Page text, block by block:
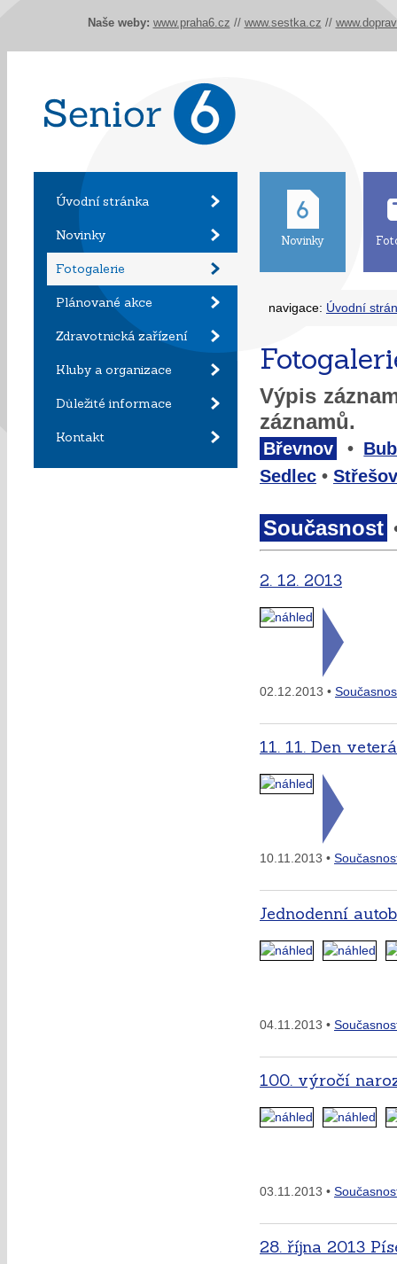
Úvodní stránka
Novinky
Fotogalerie
Plánované akce
Zdravotnická zařízení
Kluby a organizace
Důležité informace
Kontakt
Novinky
navigace: Úvodní
Výpis
záznamů.
Břevnov •
Sedlec •
Současnost
2. 12. 2013
02.12.2013 •
11. 11. Den
10.11.2013 •
Jednodenní
04.11.2013 •
100. výročí
03.11.2013 •
28. října 2013
Naše weby: www.praha6.cz // www.sestka.cz //